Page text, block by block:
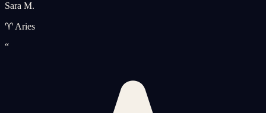
Sara M.
♈ Aries
“